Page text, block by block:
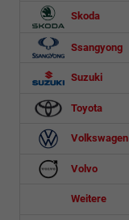
Skoda
Ssangyong
Suzuki
Toyota
Volkswagen
Volvo
Weitere